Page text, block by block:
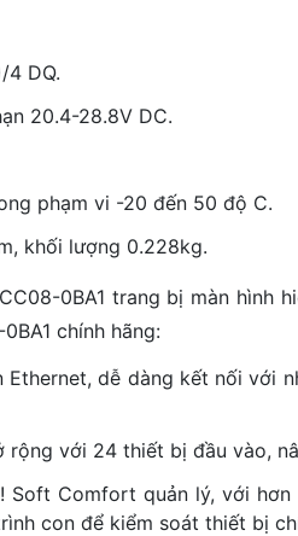
4 DQ.
20.4-28.8V DC.
phạm vi -20 đến 50 độ C.
khối lượng 0.228kg.
0BA1 trang bị màn hình
chính hãng:
dễ dàng kết nối với
rộng với 24 thiết bị đầu vào,
Soft Comfort quản lý, với
con để kiểm soát thiết bị